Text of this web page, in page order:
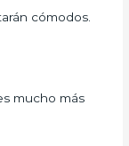
cómodos.
mucho más